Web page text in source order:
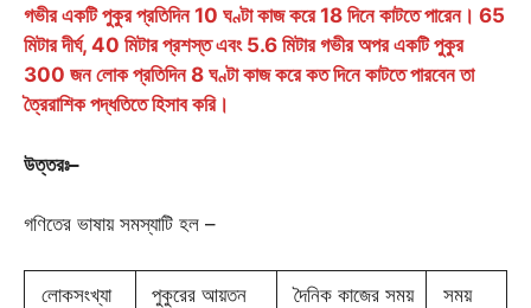
গভীর একটি পুকুর প্রতিদিন 10 ঘণ্টা কাজ করে 18 দিনে কাটতে পারেন। 65
মিটার দীর্ঘ, 40 মিটার প্রশস্ত এবং 5.6 মিটার গভীর অপর একটি পুকুর
300 জন লোক প্রতিদিন 8 ঘণ্টা কাজ করে কত দিনে কাটতে পারবেন তা
ত্রৈরাশিক পদ্ধতিতে হিসাব করি।
উত্তরঃ–
গণিতের ভাষায় সমস্যাটি হল –
লোকসংখ্যা
পুকুরের আয়তন
দৈনিক কাজের সময়
সময়